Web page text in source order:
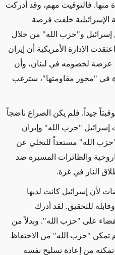
منها. فالتوقيت مهم، وقد أدركت
الإسرائيلية خلقت فرصة
و"حزب الله" من خلال
الإدارة الأمريكية أن إيران
لخصومه في لبنان، وأن
في "محور مقاومتها"، سترغب
جيداً. فلم يكن الصراع ناضجاً
إسرائيل "حزب الله" وإيران
الله" مستعداً للتخلي عن
والطائرات المسيرة ضد
النار في غزة.
لأن إسرائيل كانت لديها
للتحقيق. لقد أدرك
على "حزب الله". وبدلاً من
تمكن "حزب الله" من الاحتفاظ
تمكنه من إعادة تسليح نفسه